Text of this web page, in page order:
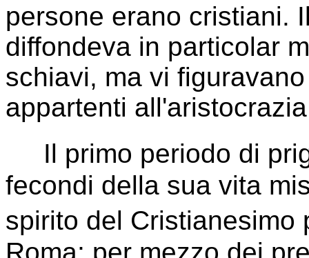
persone erano cristiani.
diffondeva in particolar
schiavi, ma vi
appartenti
Il primo periodo di
fecondi della sua vita
spirito del